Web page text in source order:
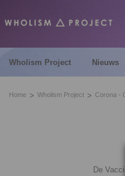
Wholism Project Nieuws
Home Wholism Project Corona -
De